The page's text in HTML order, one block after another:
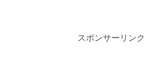
スポンサーリンク